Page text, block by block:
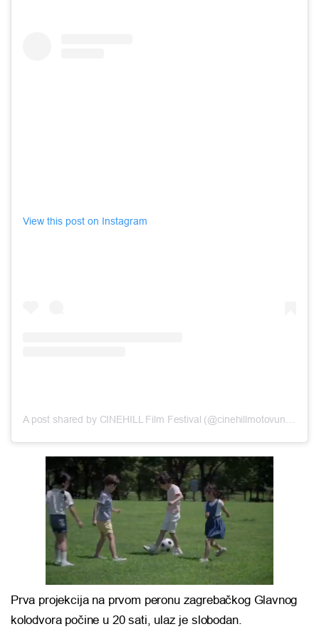
View this post on Instagram
Prva projekcija na prvom peronu zagrebačkog Glavnog
kolodvora počine u 20 sati, ulaz je slobodan.